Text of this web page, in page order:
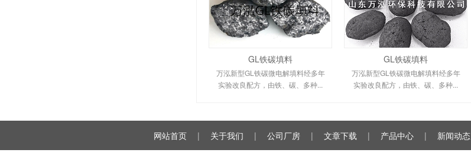
GL铁碳填料
万泓新型GL铁碳微电解填料经多年
实验改良配方，由铁、碳、多种...
GL铁碳填料
万泓新型GL铁碳微电解填料经多年
实验改良配方，由铁、碳、多种...
网站首页 | 关于我们 | 公司厂房 | 文章下载 | 产品中心 | 新闻动态